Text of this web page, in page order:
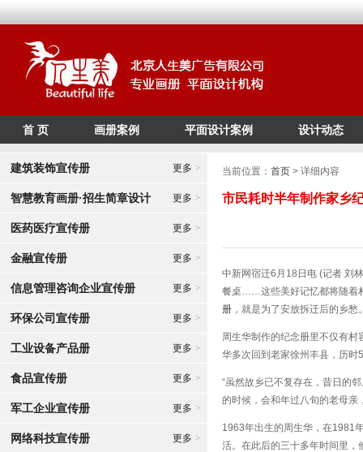
/* */
首 页 画册案例 平面设计案例 设计动态
建筑装饰宣传册 更多 >
智慧教育画册·招生简章设计 更多 >
医药医疗宣传册 更多 >
金融宣传册 更多 >
信息管理咨询企业宣传册 更多 >
环保公司宣传册 更多 >
工业设备产品册 更多 >
食品宣传册 更多 >
军工企业宣传册 更多 >
网络科技宣传册 更多 >
当前位置： 首页 > 详细内容
市民耗时半年制作家乡
中新网宿迁6月18日电 (记者 刘
餐桌……这些美好记忆都将随着
册 ，就是为了安放拆迁后的乡愁
周生华制作的纪念册里不仅有
华多次回到老家徐州丰县，历时
“虽然故乡已不复存在，昔日的
的时候，会和年过八旬的老母亲
1963年出生的周生华，在1981
活。在此后的三十多年时间里，